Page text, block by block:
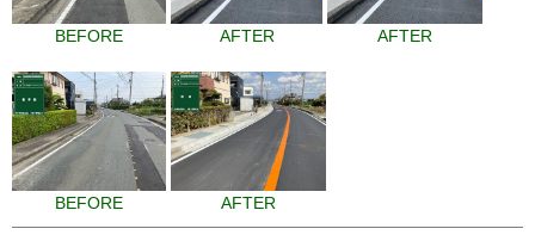
BEFORE AFTER AFTER
BEFORE AFTER